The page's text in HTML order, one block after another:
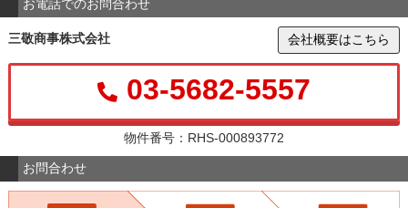
お電話でのお問合わせ
三敬商事株式会社 会社概要はこちら
03-5682-5557
物件番号：RHS-000893772
お問合わせ